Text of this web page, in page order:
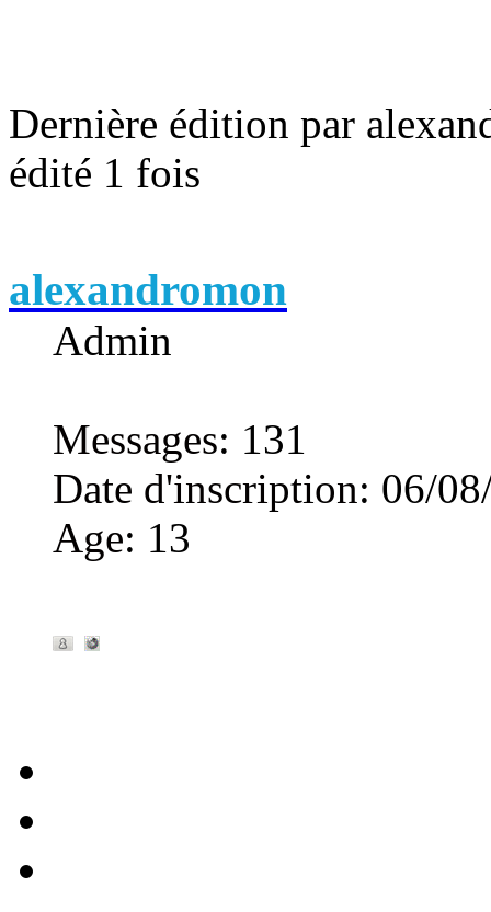
Dernière édition par
édité 1 fois
alexandromon
Admin
Messages: 131
Date d'inscription: 06/
Age: 13